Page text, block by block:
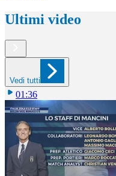
Ultimi video
Vedi tutti
01:36